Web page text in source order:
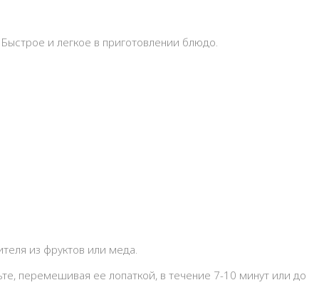
и легкое в приготовлении блюдо.
из фруктов или меда.
перемешивая ее лопаткой, в течение 7-10 минут или до